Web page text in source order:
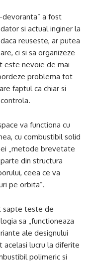
devoranta” a fost
si actual inginer la
reuseste, ar putea
ci si sa organizeze
este nevoie de mai
problema tot
faptul ca chiar si
va functiona cu
cu combustibil solid
„metode brevetate
din structura
ceea ce va
pe orbita”.
sapte teste de
sa „functioneaza
ale designului
acelasi lucru la diferite
polimeric si